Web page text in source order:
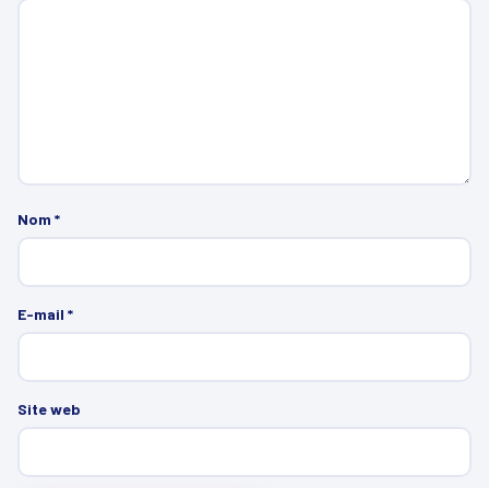
Nom *
E-mail *
Site web